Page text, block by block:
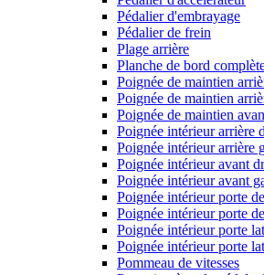
Pédalier d'embrayage
Pédalier de frein
Plage arrière
Planche de bord
Poignée de maintien
Poignée de maintien
Poignée de maintien
Poignée intérieur arrière
Poignée intérieur arrière
Poignée intérieur avant
Poignée intérieur avant
Poignée intérieur porte
Poignée intérieur porte
Poignée intérieur porte
Poignée intérieur porte
Pommeau de vitesses